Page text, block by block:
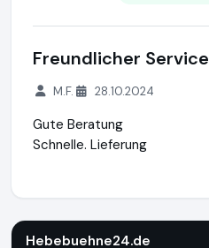
Freundlicher Service
M.F. 28.10.2024
Gute Beratung
Schnelle. Lieferung
Hebebuehne24.de